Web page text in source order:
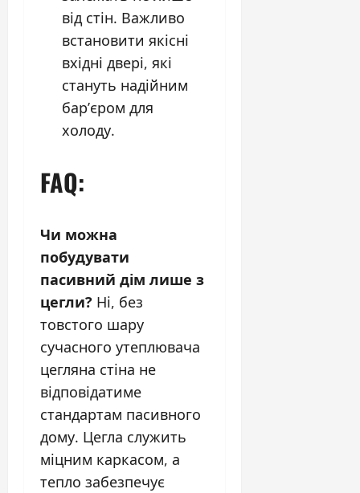
від стін. Важливо
встановити якісні
вхідні двері, які
стануть надійним
бар’єром для
холоду.
FAQ:
Чи можна
побудувати
пасивний дім лише з
цегли? Ні, без
товстого шару
сучасного утеплювача
цегляна стіна не
відповідатиме
стандартам пасивного
дому. Цегла служить
міцним каркасом, а
тепло забезпечує